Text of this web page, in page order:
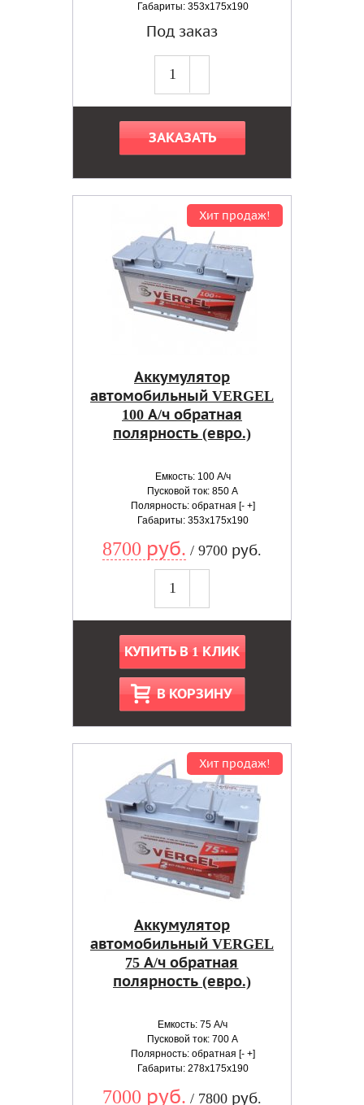
Габариты: 353x175x190
Под заказ
ЗАКАЗАТЬ
Хит продаж!
Аккумулятор
автомобильный VERGEL
100 А/ч обратная
полярность (евро.)
Емкость: 100 А/ч
Пусковой ток: 850 А
Полярность: обратная [- +]
Габариты: 353x175x190
8700 руб. / 9700 руб.
КУПИТЬ В 1 КЛИК
В КОРЗИНУ
Хит продаж!
Аккумулятор
автомобильный VERGEL
75 А/ч обратная
полярность (евро.)
Емкость: 75 А/ч
Пусковой ток: 700 А
Полярность: обратная [- +]
Габариты: 278x175x190
7000 руб. / 7800 руб.